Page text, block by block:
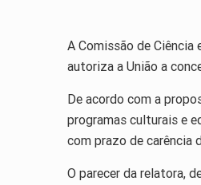
A Comissão de
autoriza a União a
De acordo com a
programas culturais e
com prazo de carência
O parecer da relatora,